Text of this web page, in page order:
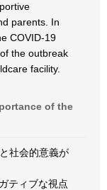
parents. In
COVID-19
the outbreak
facility.
of the
社会的意義が
ティブな視点